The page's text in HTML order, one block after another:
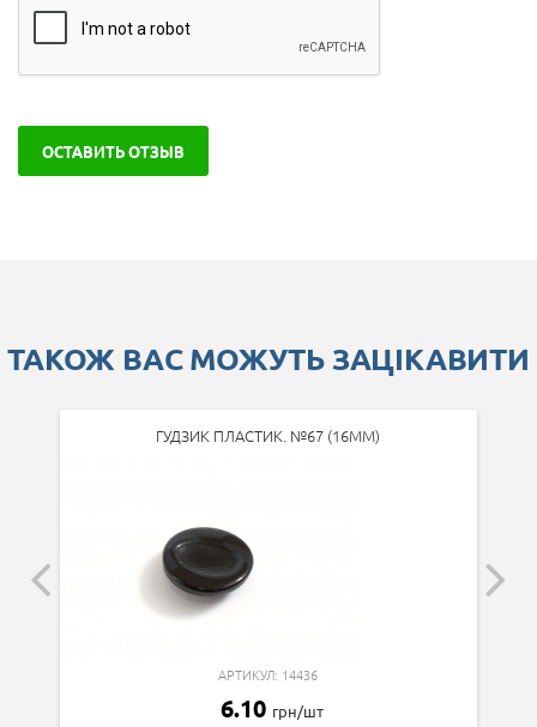
ОСТАВИТЬ ОТЗЫВ
ТАКОЖ ВАС МОЖУТЬ ЗАЦІКАВИТИ
ГУДЗИК ПЛАСТИК. №67 (16ММ)
АРТИКУЛ: 14436
6.10 грн/шт